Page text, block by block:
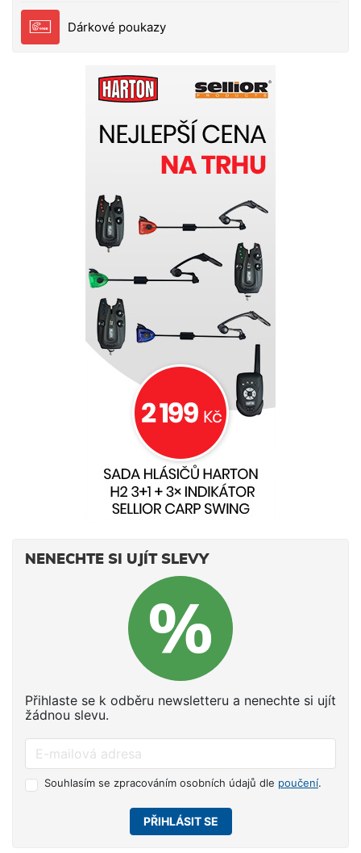
Dárkové poukazy
NENECHTE SI UJÍT SLEVY
Přihlaste se k odběru newsletteru a nenechte si ujít
žádnou slevu.
Souhlasím se zpracováním osobních údajů dle poučení.
PŘIHLÁSIT SE